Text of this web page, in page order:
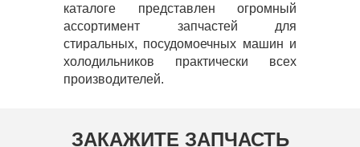
каталоге представлен огромный
ассортимент запчастей для
стиральных, посудомоечных машин и
холодильников практически всех
производителей.
ЗАКАЖИТЕ ЗАПЧАСТЬ